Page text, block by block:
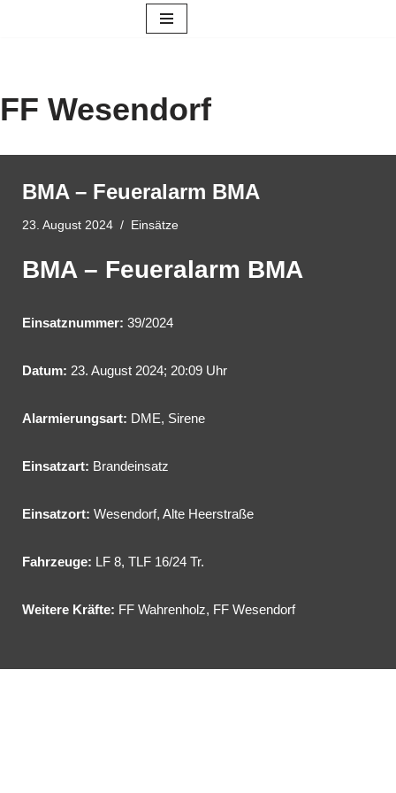
FF Wesendorf
BMA – Feueralarm BMA
23. August 2024 Einsätze
BMA – Feueralarm BMA
Einsatznummer: 39/2024
Datum: 23. August 2024; 20:09 Uhr
Alarmierungsart: DME, Sirene
Einsatzart: Brandeinsatz
Einsatzort: Wesendorf, Alte Heerstraße
Fahrzeuge: LF 8, TLF 16/24 Tr.
Weitere Kräfte: FF Wahrenholz, FF Wesendorf